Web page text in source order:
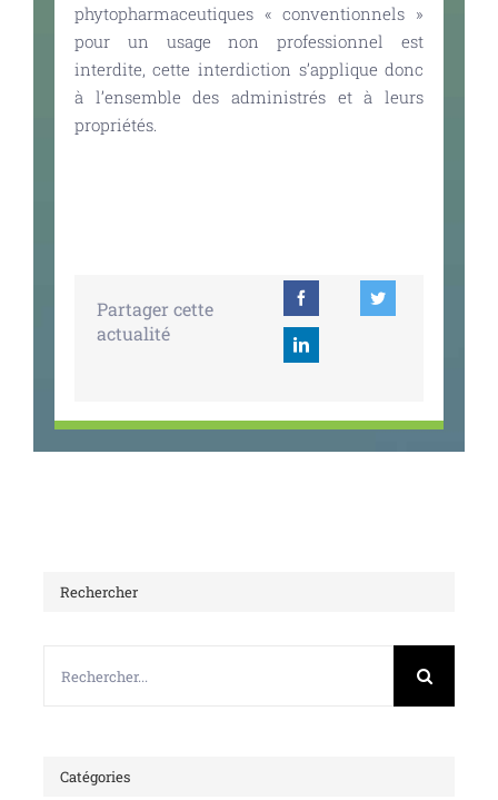
phytopharmaceutiques « conventionnels »
pour un usage non professionnel est
interdite, cette interdiction s’applique donc
à l’ensemble des administrés et à leurs
propriétés.
Partager cette
actualité
Rechercher
Catégories